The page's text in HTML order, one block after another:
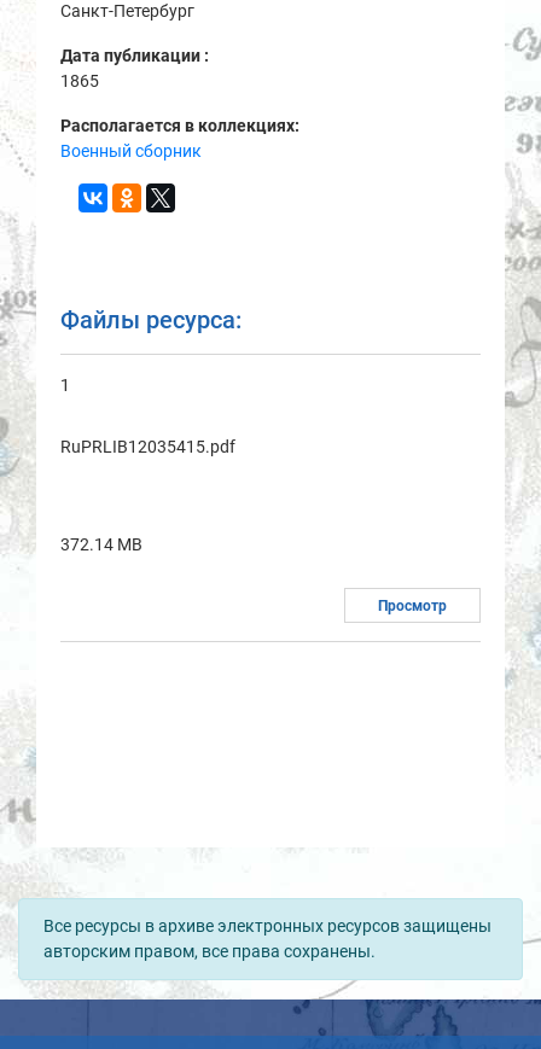
Санкт-Петербург
Дата публикации :
1865
Располагается в коллекциях:
Военный сборник
Файлы ресурса:
1
RuPRLIB12035415.pdf
372.14 MB
Просмотр
Все ресурсы в архиве электронных ресурсов защищены
авторским правом, все права сохранены.